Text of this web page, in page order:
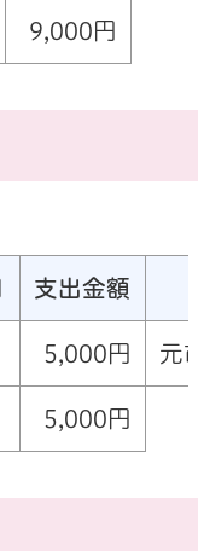
9,000円
支出金額
5,000円 元
5,000円